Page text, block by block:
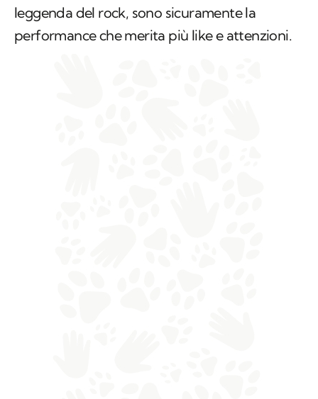
leggenda del rock, sono sicuramente la
performance che merita più like e attenzioni.